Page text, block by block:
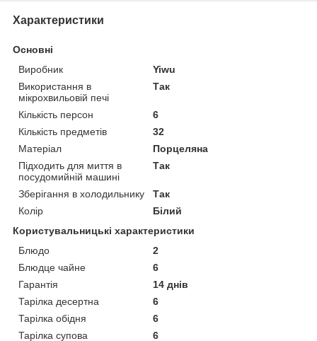
Характеристики
Основні
Виробник
Yiwu
Використання в
мікрохвильовій печі
Так
Кількість персон
6
Кількість предметів
32
Матеріал
Порцеляна
Підходить для миття в
посудомийній машині
Так
Зберігання в холодильнику
Так
Колір
Білий
Користувальницькі характеристики
Блюдо
2
Блюдце чайне
6
Гарантія
14 днів
Тарілка десертна
6
Тарілка обідня
6
Тарілка супова
6